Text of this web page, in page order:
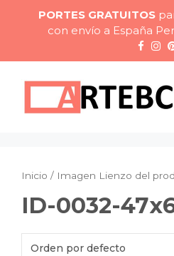
contenido
PORTES GRATUITOS
con envío a España
Inicio / Imagen Lienzo del
ID-0032-